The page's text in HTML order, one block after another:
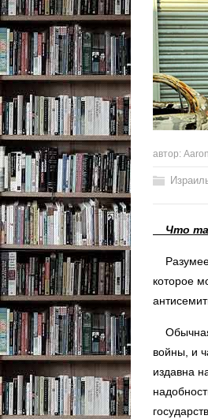
автор: Aaron
Что
которое
Обычная
войны, и
издавна